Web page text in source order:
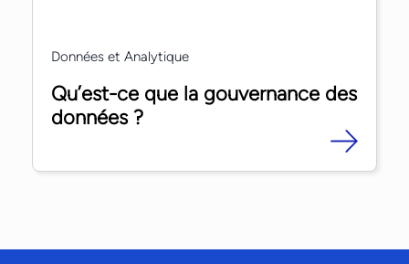
Données et Analytique
Qu’est-ce que la gouvernance des
données ?